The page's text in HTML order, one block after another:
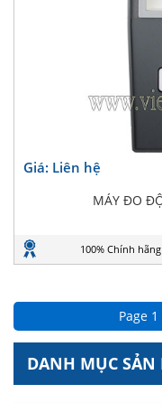
Giá: Liên hệ
MÁY ĐO
100% Chính hãng
Page
DANH MỤC SẢN